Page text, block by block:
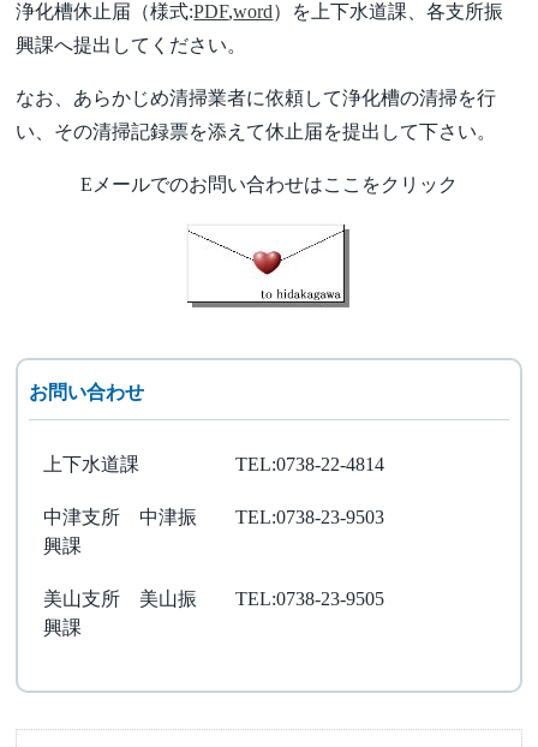
浄化槽休止届（様式:PDF,word）を上下水道課、各支所振
興課へ提出してください。
なお、あらかじめ清掃業者に依頼して浄化槽の清掃を行
い、その清掃記録票を添えて休止届を提出して下さい。
Eメールでのお問い合わせはここをクリック
お問い合わせ
上下水道課 TEL:0738-22-4814
中津支所 中津振
興課
TEL:0738-23-9503
美山支所 美山振
興課
TEL:0738-23-9505